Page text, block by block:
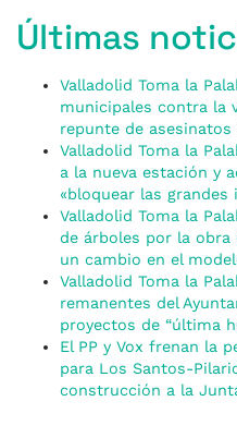
Últimas
Valladolid Toma la
municipales contra la
repunte de asesinatos
Valladolid Toma la
a la nueva estación y
«bloquear las grandes
Valladolid Toma la
de árboles por la obra
un cambio en el
Valladolid Toma la
remanentes del
proyectos de “última
El PP y Vox frenan la
para Los Santos-
construcción a la